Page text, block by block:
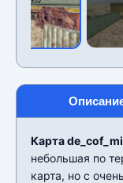
Карта
небольшая по
карта, но с